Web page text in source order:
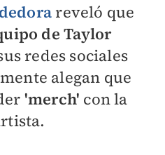
reveló que
de Taylor
redes sociales
alegan que
'merch' con la